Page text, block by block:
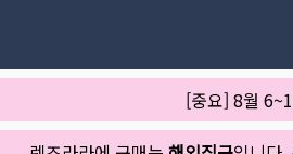
[중요] 8월